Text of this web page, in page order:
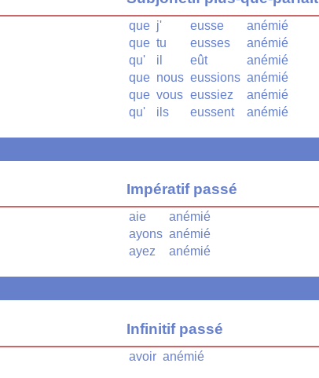
que j' eusse
anémié
que tu eusses
anémié
qu'
il eût
anémié
que nous eussions anémié
que vous eussiez
anémié
qu'
ils eussent anémié
Impératif passé
aie
anémié
ayons anémié
ayez
anémié
Infinitif passé
avoir anémié